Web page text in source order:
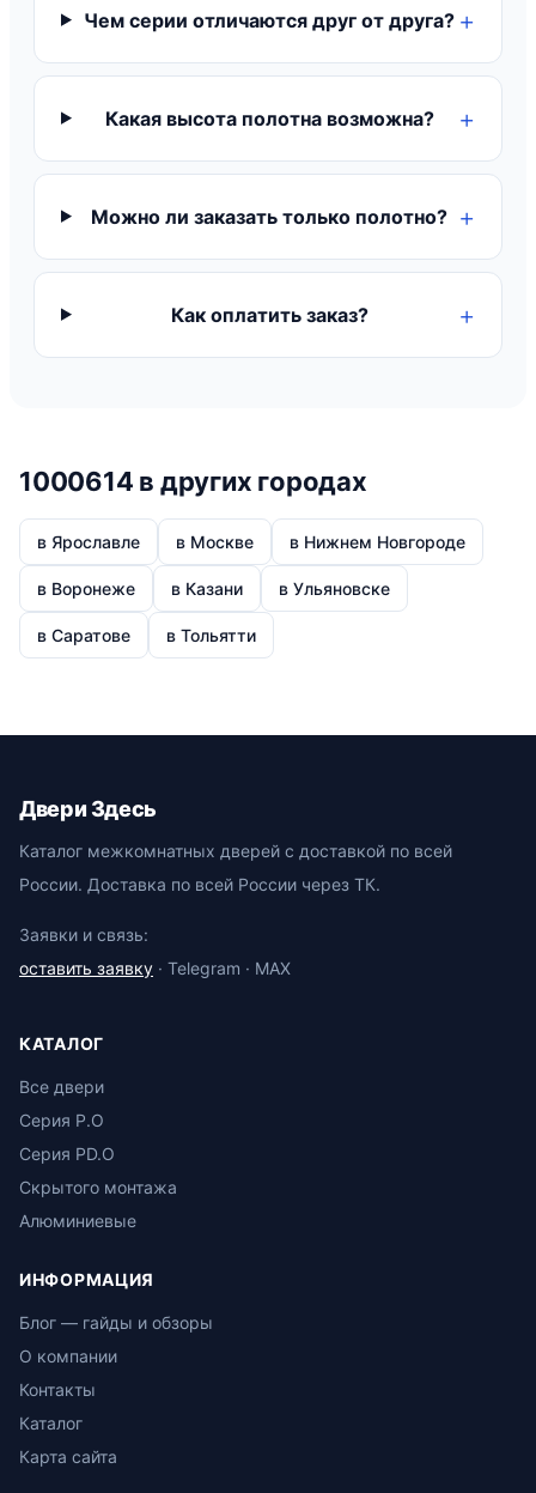
Чем серии отличаются друг от друга?
Какая высота полотна возможна?
Можно ли заказать только полотно?
Как оплатить заказ?
1000614 в других городах
в Ярославле в Москве в Нижнем Новгороде
в Воронеже в Казани в Ульяновске
в Саратове в Тольятти
Двери Здесь
Каталог межкомнатных дверей с доставкой по всей
России. Доставка по всей России через ТК.
Заявки и связь:
оставить заявку · Telegram · MAX
КАТАЛОГ
Все двери
Серия P.O
Серия PD.O
Скрытого монтажа
Алюминиевые
ИНФОРМАЦИЯ
Блог — гайды и обзоры
О компании
Контакты
Каталог
Карта сайта